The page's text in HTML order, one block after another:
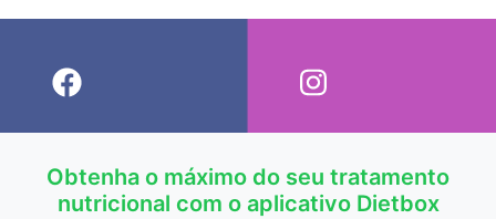
Obtenha o máximo do seu tratamento
nutricional com o aplicativo Dietbox